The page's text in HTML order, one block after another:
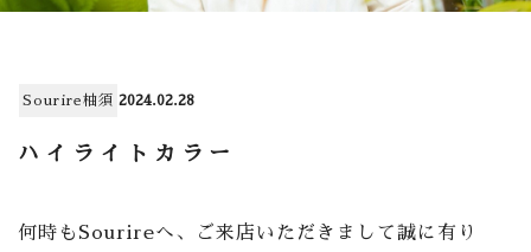
Sourire柚須 2024.02.28
ハイライトカラー
何時もSourireへ、ご来店いただきまして誠に有り